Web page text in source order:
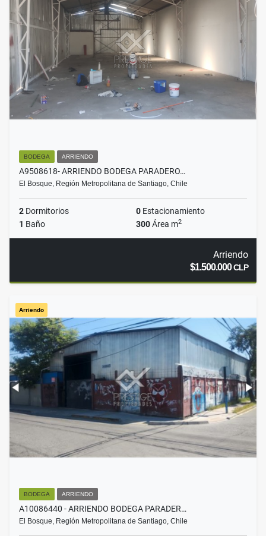
BODEGA ARRIENDO
A9508618- ARRIENDO BODEGA PARADERO…
El Bosque, Región Metropolitana de Santiago, Chile
2 Dormitorios 0 Estacionamiento
1 Baño 300Área m2
Arriendo
$1.500.000CLP
Arriendo
BODEGA ARRIENDO
A10086440 - ARRIENDO BODEGA PARADER…
El Bosque, Región Metropolitana de Santiago, Chile